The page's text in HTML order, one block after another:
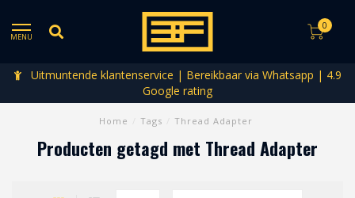
MENU
0
Uitmuntende klantenservice | Bereikbaar via Whatsapp | 4.9
Google rating
Home Tags Thread Adapter
Producten getagd met Thread Adapter